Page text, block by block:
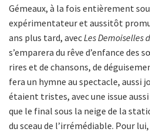
Gémeaux, à la fois entièrement
expérimentateur et aussitôt
ans plus tard, avecLes Demoiselles
s’emparera du rêve d’enfance des
rires et de chansons, de
fera un hymne au spectacle, aussi
étaient tristes, avec une issue
que le final sous la neige de la
du sceau de l’irrémédiable. Pour